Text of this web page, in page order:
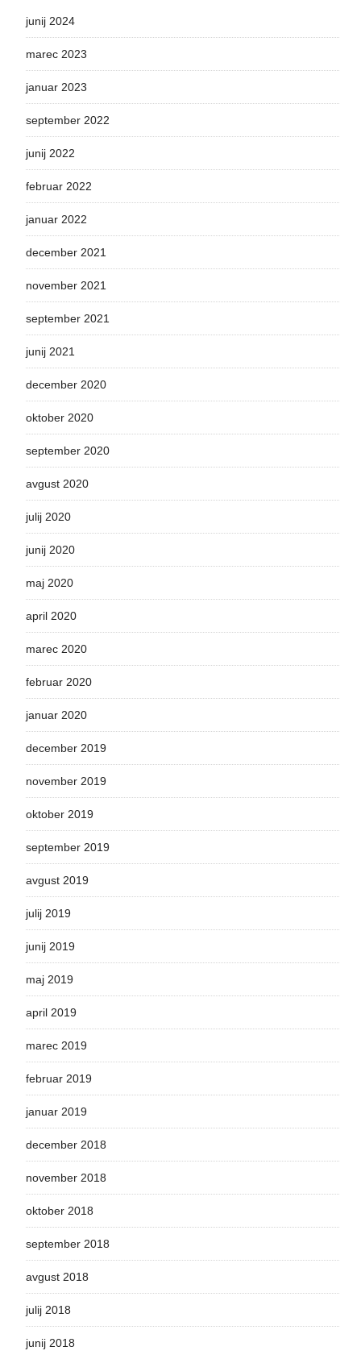
junij 2024
marec 2023
januar 2023
september 2022
junij 2022
februar 2022
januar 2022
december 2021
november 2021
september 2021
junij 2021
december 2020
oktober 2020
september 2020
avgust 2020
julij 2020
junij 2020
maj 2020
april 2020
marec 2020
februar 2020
januar 2020
december 2019
november 2019
oktober 2019
september 2019
avgust 2019
julij 2019
junij 2019
maj 2019
april 2019
marec 2019
februar 2019
januar 2019
december 2018
november 2018
oktober 2018
september 2018
avgust 2018
julij 2018
junij 2018